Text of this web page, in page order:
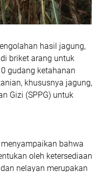
hasil jagung,
briket arang untuk
gudang ketahanan
khususnya jagung,
Gizi (SPPG) untuk
bahwa
oleh ketersediaan
nelayan merupakan